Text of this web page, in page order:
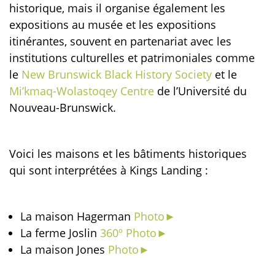
historique, mais il organise également les
expositions au musée et les expositions
itinérantes, souvent en partenariat avec les
institutions culturelles et patrimoniales comme
le New Brunswick Black History Society et le
Mi’kmaq-Wolastoqey Centre de l’Université du
Nouveau-Brunswick.
Voici les maisons et les bâtiments historiques
qui sont interprétées à Kings Landing :
La maison Hagerman Photo►
La ferme Joslin 360º Photo►
La maison Jones Photo►